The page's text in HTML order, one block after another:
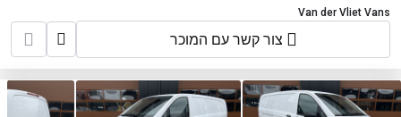
Van der Vliet Vans
צור קשר עם המוכר